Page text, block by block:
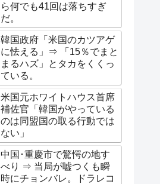
ら何でも41回は落ちすぎ
だ。
韓国政府「米国のカツアゲ
に怯える」⇒ 「15％でまと
まるハズ」とタカをくくっ
ている。
米国元ホワイトハウス首席
補佐官「韓国がやっている
のは同盟国の取る行動では
ない」
中国･重慶市で驚愕の地す
べり ⇒ 当局が嘘つくも瞬
時にチョンバレ。ドラレコ